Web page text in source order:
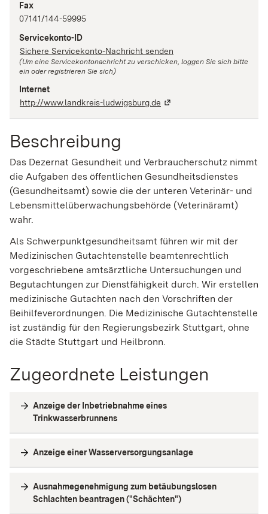
Fax
07141/144-59995
Servicekonto-ID
Sichere Servicekonto-Nachricht senden
(Um eine Servicekontonachricht zu verschicken, loggen Sie sich bitte
ein oder registrieren Sie sich)
Internet
http://www.landkreis-ludwigsburg.de
Beschreibung
Das Dezernat Gesundheit und Verbraucherschutz nimmt
die Aufgaben des öffentlichen Gesundheitsdienstes
(Gesundheitsamt) sowie die der unteren Veterinär- und
Lebensmittelüberwachungsbehörde (Veterinäramt)
wahr.
Als Schwerpunktgesundheitsamt führen wir mit der
Medizinischen Gutachtenstelle beamtenrechtlich
vorgeschriebene amtsärztliche Untersuchungen und
Begutachtungen zur Dienstfähigkeit durch. Wir erstellen
medizinische Gutachten nach den Vorschriften der
Beihilfeverordnungen. Die Medizinische Gutachtenstelle
ist zuständig für den Regierungsbezirk Stuttgart, ohne
die Städte Stuttgart und Heilbronn.
Zugeordnete Leistungen
Anzeige der Inbetriebnahme eines
Trinkwasserbrunnens
Anzeige einer Wasserversorgungsanlage
Ausnahmegenehmigung zum betäubungslosen
Schlachten beantragen ("Schächten")